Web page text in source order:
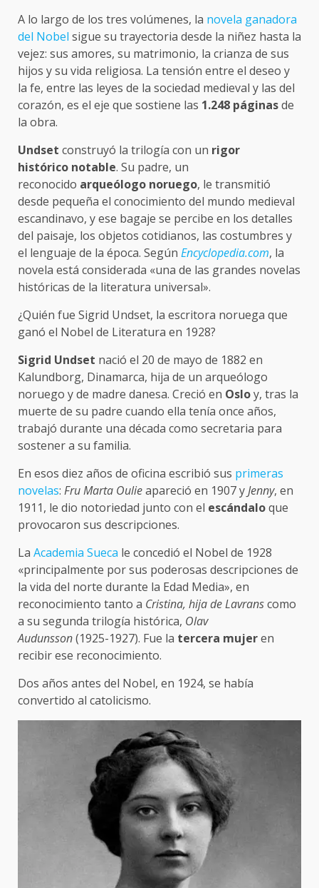
A lo largo de los tres volúmenes, la novela ganadora
del Nobel sigue su trayectoria desde la niñez hasta la
vejez: sus amores, su matrimonio, la crianza de sus
hijos y su vida religiosa. La tensión entre el deseo y
la fe, entre las leyes de la sociedad medieval y las del
corazón, es el eje que sostiene las 1.248 páginasde
la obra.
Undset construyó la trilogía con un rigor
histórico notable. Su padre, un
reconocido arqueólogo noruego, le transmitió
desde pequeña el conocimiento del mundo medieval
escandinavo, y ese bagaje se percibe en los detalles
del paisaje, los objetos cotidianos, las costumbres y
el lenguaje de la época. Según Encyclopedia.com, la
novela está considerada «una de las grandes novelas
históricas de la literatura universal».
¿Quién fue Sigrid Undset, la escritora noruega que
ganó el Nobel de Literatura en 1928?
Sigrid Undset nació el 20 de mayo de 1882 en
Kalundborg, Dinamarca, hija de un arqueólogo
noruego y de madre danesa. Creció en Osloy, tras la
muerte de su padre cuando ella tenía once años,
trabajó durante una década como secretaria para
sostener a su familia.
En esos diez años de oficina escribió sus primeras
novelas: Fru Marta Oulieapareció en 1907 yJenny, en
1911, le dio notoriedad junto con el escándaloque
provocaron sus descripciones.
La Academia Sueca le concedió el Nobel de 1928
«principalmente por sus poderosas descripciones de
la vida del norte durante la Edad Media», en
reconocimiento tanto a Cristina, hija de Lavranscomo
a su segunda trilogía histórica, Olav
Audunsson(1925-1927). Fue la tercera mujeren
recibir ese reconocimiento.
Dos años antes del Nobel, en 1924, se había
convertido al catolicismo.